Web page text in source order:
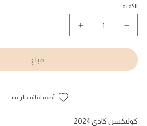
الكمية
كمية
Kady
زيادة
كمية
Kady
مباع
أضف لقائمة الرغبات
كوليكشن كادي 2024